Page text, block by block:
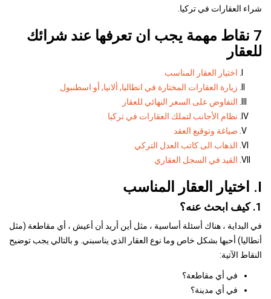
شراء العقارات في تركيا.
7 نقاط مهمة يجب ان تعرفها عند شرائك
للعقار
اختيار العقار المناسب
زيارة العقارات المختارة في انطاليا, ألانيا, أو اسطنبول
التفاوض على السعر النهائي للعقار
نظام الأجانب لتملك العقارات في تركيا
صياغة وتوقيع العقد
الذهاب الى كاتب العدل التركي
القيد في السجل العقاري
I. اختيار العقار المناسب
1. كيف ابحث عنه؟
في البداية ، هناك أسئلة أساسية ، مثل أين أريد أن أعيش ، أي مقاطعة (مثل
أنطاليا) أحبها بشكل خاص وما نوع العقار الذي يناسبني. و بالتالي يجب توضيح
النقاط الآتية:
في أي مقاطعة؟
في أي مدينة؟